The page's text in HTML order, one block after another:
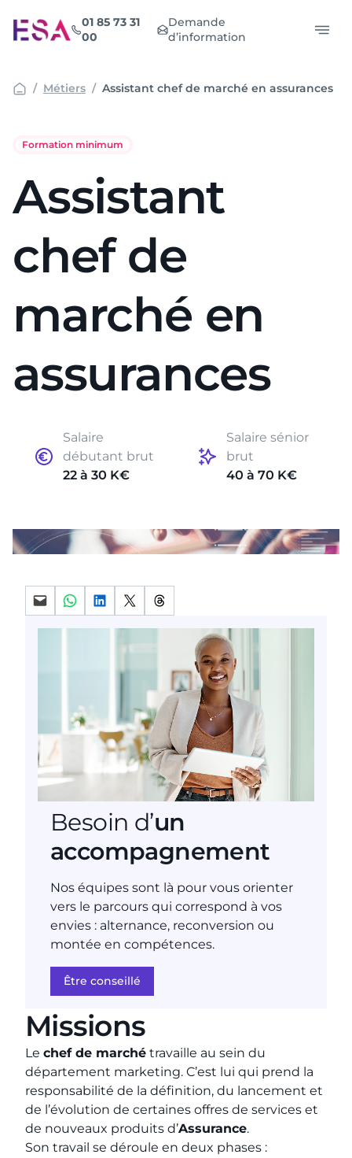
au
contenu
01 85 73 31
00
Demande
d’information
Métiers Assistant chef de marché en assurances
Formation minimum
Assistant
chef de
marché en
assurances
Salaire
débutant brut
22 à 30 K€
Salaire sénior
brut
40 à 70 K€
Partager par mail Partager sur WhatsApp
Partager sur LinkedIn
Partager sur X Partager sur Threads
Besoin d’un
accompagnement
Nos équipes sont là pour vous orienter
vers le parcours qui correspond à vos
envies : alternance, reconversion ou
montée en compétences.
Être conseillé
Missions
Le chef de marché travaille au sein du
département marketing. C’est lui qui prend la
responsabilité de la définition, du lancement et
de l’évolution de certaines offres de services et
de nouveaux produits d’Assurance.
Son travail se déroule en deux phases :